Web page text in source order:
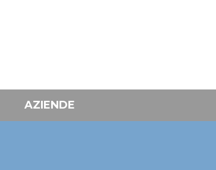
AZIENDE